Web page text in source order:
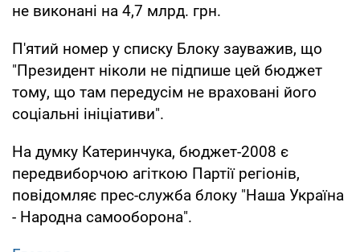
не виконані на 4,7 млрд. грн.
П'ятий номер у списку Блоку зауважив, що
"Президент ніколи не підпише цей бюджет
тому, що там передусім не враховані його
соціальні ініціативи".
На думку Катеринчука, бюджет-2008 є
передвиборчою агіткою Партії регіонів,
повідомляє прес-служба блоку "Наша Україна
- Народна самооборона".